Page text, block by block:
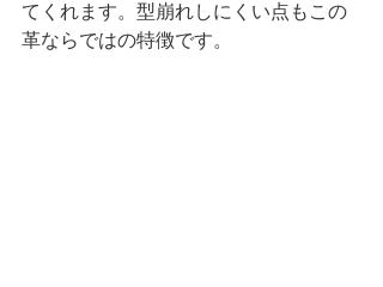
てくれます。型崩れしにくい点もこの
革ならではの特徴です。